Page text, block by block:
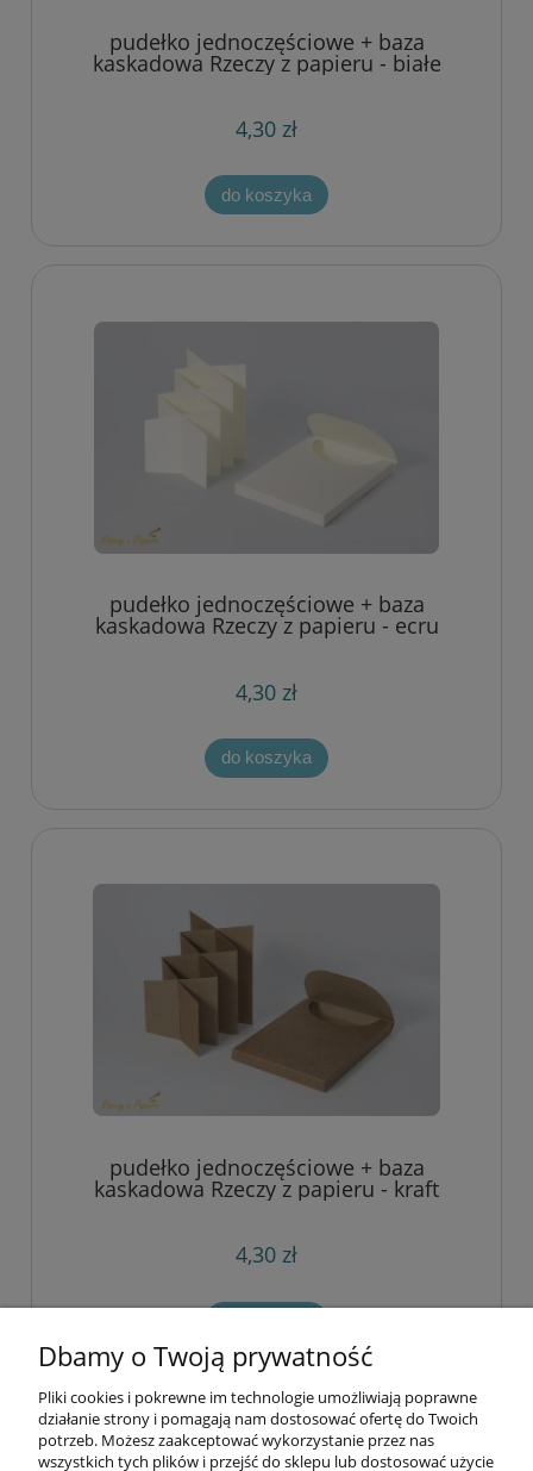
pudełko jednoczęściowe + baza
kaskadowa Rzeczy z papieru - białe
4,30 zł
do koszyka
pudełko jednoczęściowe + baza
kaskadowa Rzeczy z papieru - ecru
4,30 zł
do koszyka
pudełko jednoczęściowe + baza
kaskadowa Rzeczy z papieru - kraft
4,30 zł
Informacje
Dbamy o Twoją prywatność
Pliki cookies i pokrewne im technologie umożliwiają poprawne
działanie strony i pomagają nam dostosować ofertę do Twoich
potrzeb. Możesz zaakceptować wykorzystanie przez nas
wszystkich tych plików i przejść do sklepu lub dostosować użycie